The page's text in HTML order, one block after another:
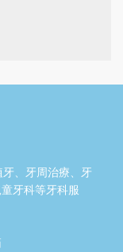
、牙周治療、牙
牙科等牙科服